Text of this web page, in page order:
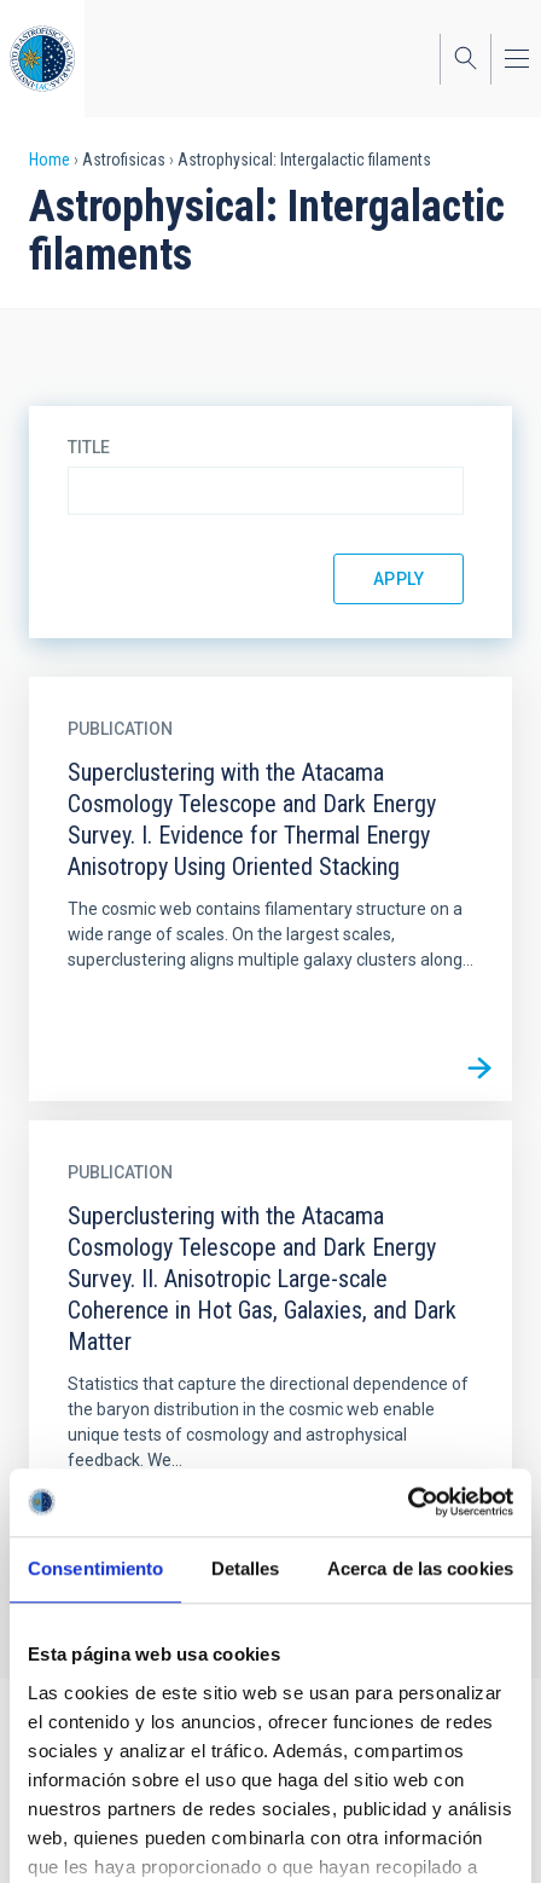
Consentimiento Detalles Acerca de las cookies
Esta página web usa cookies
Las cookies de este sitio web se usan para personalizar
el contenido y los anuncios, ofrecer funciones de redes
sociales y analizar el tráfico. Además, compartimos
información sobre el uso que haga del sitio web con
nuestros partners de redes sociales, publicidad y análisis
web, quienes pueden combinarla con otra información
que les haya proporcionado o que hayan recopilado a
to
main
content
Breadcrumb
Home Astrofisicas Astrophysical: Intergalactic filaments
Astrophysical: Intergalactic
filaments
TITLE
PUBLICATION
Superclustering with the Atacama
Cosmology Telescope and Dark Energy
Survey. I. Evidence for Thermal Energy
Anisotropy Using Oriented Stacking
The cosmic web contains filamentary structure on a
wide range of scales. On the largest scales,
superclustering aligns multiple galaxy clusters along...
PUBLICATION
Superclustering with the Atacama
Cosmology Telescope and Dark Energy
Survey. II. Anisotropic Large-scale
Coherence in Hot Gas, Galaxies, and Dark
Matter
Statistics that capture the directional dependence of
the baryon distribution in the cosmic web enable
unique tests of cosmology and astrophysical
feedback. We...